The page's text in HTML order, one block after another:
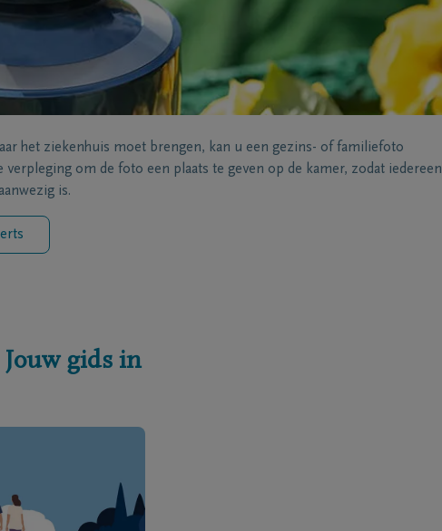
het ziekenhuis moet brengen, kan u een gezins- of familiefoto
verpleging om de foto een plaats te geven op de kamer, zodat iedereen
is.
gids in